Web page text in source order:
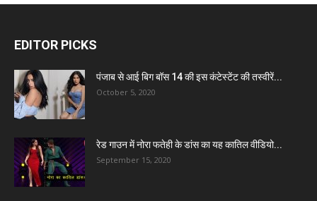
EDITOR PICKS
पंजाब से आई बिग बॉस 14 की इस कंटेस्टेंट की तस्वीरें...
October 5, 2020
रेड गाउन में नोरा फतेही के डांस का यह कातिल वीडियो...
September 15, 2020